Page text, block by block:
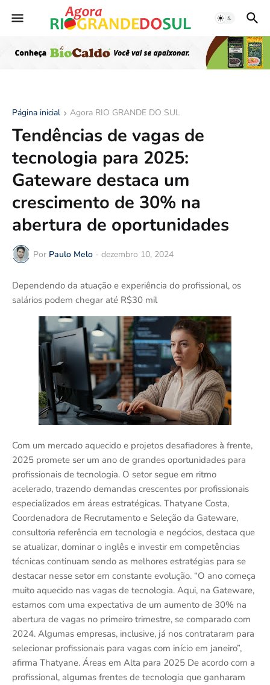
Página inicial Agora RIO GRANDE DO SUL
Tendências de vagas de
tecnologia para 2025:
Gateware destaca um
crescimento de 30% na
abertura de oportunidades
Por Paulo Melo - dezembro 10, 2024
Dependendo da atuação e experiência do profissional, os
salários podem chegar até R$30 mil
Com um mercado aquecido e projetos desafiadores à frente,
2025 promete ser um ano de grandes oportunidades para
profissionais de tecnologia. O setor segue em ritmo
acelerado, trazendo demandas crescentes por profissionais
especializados em áreas estratégicas. Thatyane Costa,
Coordenadora de Recrutamento e Seleção da Gateware,
consultoria referência em tecnologia e negócios, destaca que
se atualizar, dominar o inglês e investir em competências
técnicas continuam sendo as melhores estratégias para se
destacar nesse setor em constante evolução. “O ano começa
muito aquecido nas vagas de tecnologia. Aqui, na Gateware,
estamos com uma expectativa de um aumento de 30% na
abertura de vagas no primeiro trimestre, se comparado com
2024. Algumas empresas, inclusive, já nos contrataram para
selecionar profissionais para vagas com início em janeiro”,
afirma Thatyane. Áreas em Alta para 2025 De acordo com a
profissional, algumas frentes de tecnologia que ganharam